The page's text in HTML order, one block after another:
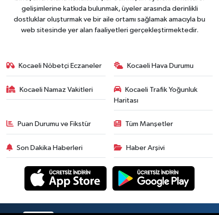
gelişimlerine katkıda bulunmak, üyeler arasında derinlikli
dostluklar oluşturmak ve bir aile ortamı sağlamak amacıyla bu
web sitesinde yer alan faaliyetleri gerçekleştirmektedir.
Kocaeli Nöbetçi Eczaneler Kocaeli Hava Durumu
Kocaeli Namaz Vakitleri
Kocaeli Trafik Yoğunluk
Haritası
Puan Durumu ve Fikstür Tüm Manşetler
Son Dakika Haberleri Haber Arşivi